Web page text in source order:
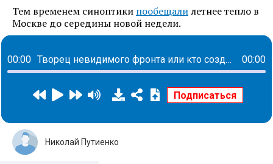
Тем временем синоптики пообещалилетнее тепло в
Москве до середины новой недели.
00:00 Творец невидимого фронта или кто создает пространства для комфорта каждого сотрудника: история Елены Савченко 00:00
Николай Путиенко